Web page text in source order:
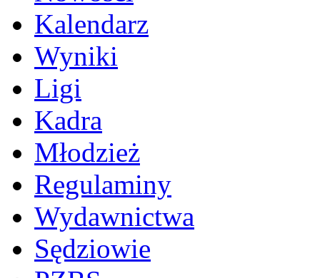
Kalendarz
Wyniki
Ligi
Kadra
Młodzież
Regulaminy
Wydawnictwa
Sędziowie